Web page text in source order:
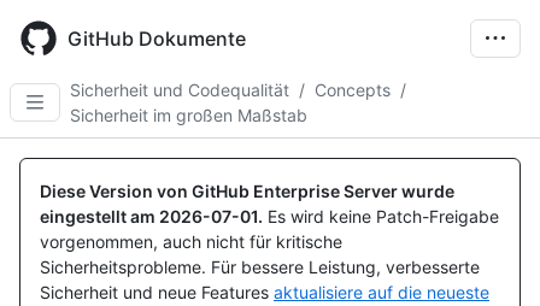
main
content
GitHub Dokumente
Sicherheit und Codequalität / Concepts /
Sicherheit im großen Maßstab
Diese Version von GitHub Enterprise Server wurde
eingestellt am 2026-07-01. Es wird keine Patch-Freigabe
vorgenommen, auch nicht für kritische
Sicherheitsprobleme. Für bessere Leistung, verbesserte
Sicherheit und neue Features aktualisiere auf die neueste